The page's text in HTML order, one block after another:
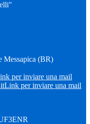
Messapica (BR)
per inviare una mail
Link per inviare una mail